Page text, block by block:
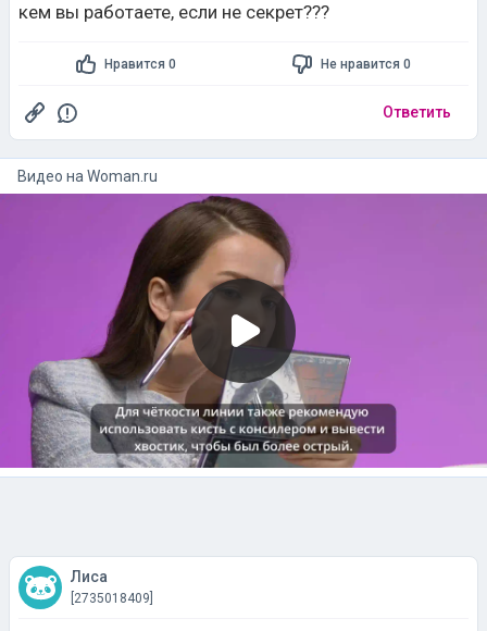
кем вы работаете, если не секрет???
Нравится 0 Не нравится 0
Ответить
Видео на woman.ru
Лиса
[2735018409]